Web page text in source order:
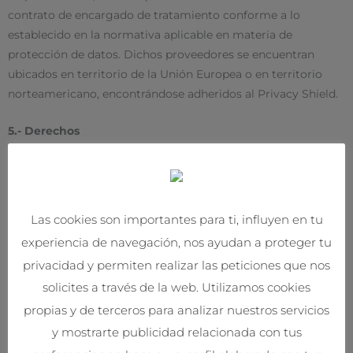
contrato de encargado de tratamiento conforme a lo
establecido en la normativa aplicable en materia de
protección de datos. Dichos proveedores se encuentran
ubicados en territorio de la Unión Europea o en territorio
norteamericano, encontrándose adheridos al Privacy Shield.
5.- Derechos
Como interesado que nos ha proporcionado tus datos
datos personales, y en concreto estás facultado para ejercitar
los siguientes derechos que la normativa en materia de
protección de datos te reconoce, conforme a lo previsto en
la misma:
consentimiento prestado.
Las cookies son importantes para ti, influyen en tu
experiencia de navegación, nos ayudan a proteger tu
privacidad y permiten realizar las peticiones que nos
solicites a través de la web. Utilizamos cookies
propias y de terceros para analizar nuestros servicios
y mostrarte publicidad relacionada con tus